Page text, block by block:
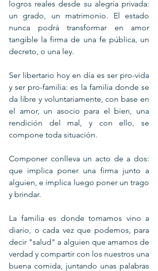
logros reales desde su alegría privada:
un grado, un matrimonio. El estado
nunca podrá transformar en amor
tangible la firma de una fe pública, un
decreto, o una ley.
Ser libertario hoy en día es ser pro-vida
y ser pro-familia: es la familia donde se
da libre y voluntariamente, con base en
el amor, un asocio para el bien, una
rendición del mal, y con ello, se
compone toda situación.
Componer conlleva un acto de a dos:
que implica poner una firma junto a
alguien, e implica luego poner un trago
y brindar.
La familia es donde tomamos vino a
diario, o cada vez que podemos, para
decir "salud" a alguien que amamos de
verdad y compartir con los nuestros una
buena comida, juntando unas palabras